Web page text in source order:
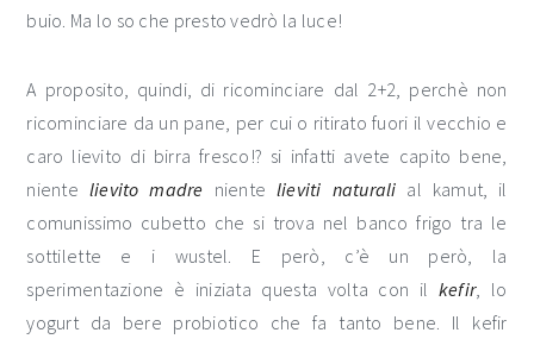
buio. Ma lo so che presto vedrò la luce!
A proposito, quindi, di ricominciare dal 2+2, perchè non
ricominciare da un pane, per cui o ritirato fuori il vecchio e
caro lievito di birra fresco!? si infatti avete capito bene,
niente lievito madre niente lieviti naturali al kamut, il
comunissimo cubetto che si trova nel banco frigo tra le
sottilette e i wustel. E però, c’è un però, la
sperimentazione è iniziata questa volta con il kefir, lo
yogurt da bere probiotico che fa tanto bene. Il kefir